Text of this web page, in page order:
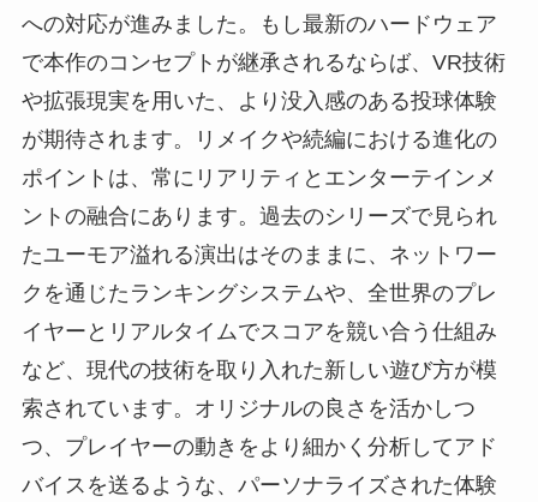
への対応が進みました。もし最新のハードウェア
で本作のコンセプトが継承されるならば、VR技術
や拡張現実を用いた、より没入感のある投球体験
が期待されます。リメイクや続編における進化の
ポイントは、常にリアリティとエンターテインメ
ントの融合にあります。過去のシリーズで見られ
たユーモア溢れる演出はそのままに、ネットワー
クを通じたランキングシステムや、全世界のプレ
イヤーとリアルタイムでスコアを競い合う仕組み
など、現代の技術を取り入れた新しい遊び方が模
索されています。オリジナルの良さを活かしつ
つ、プレイヤーの動きをより細かく分析してアド
バイスを送るような、パーソナライズされた体験